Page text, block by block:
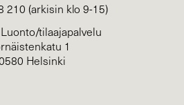
210 (arkisin klo 9-15)
tilaajapalvelu
1
Helsinki